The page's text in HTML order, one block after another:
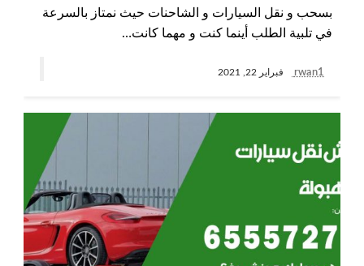
بسحب و نقل السيارات و الشاحنات حيث نمتاز بالسرعة
في تلبية الطلب أينما كنت و مهما كانت…
rwan1 فبراير 22, 2021